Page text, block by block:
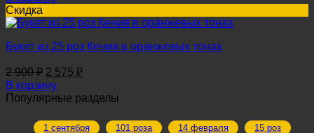
Скидка
Букет из 25 роз Кения в оранжевых тонах
2 900₽ Первоначальная
цена
составляла
2
900 ₽.
2 575 ₽Текущая
2
В корзину
Популярные разделы
1 сентября 101 роза 14 февраля
15 роз